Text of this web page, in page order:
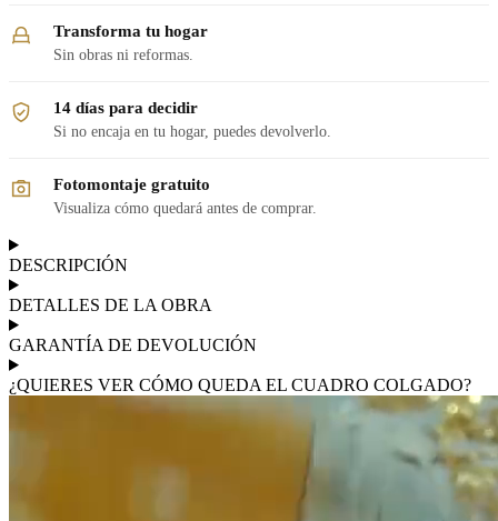
Transforma tu hogar
Sin obras ni reformas.
14 días para decidir
Si no encaja en tu hogar, puedes devolverlo.
Fotomontaje gratuito
Visualiza cómo quedará antes de comprar.
DESCRIPCIÓN
DETALLES DE LA OBRA
GARANTÍA DE DEVOLUCIÓN
¿QUIERES VER CÓMO QUEDA EL CUADRO COLGADO?